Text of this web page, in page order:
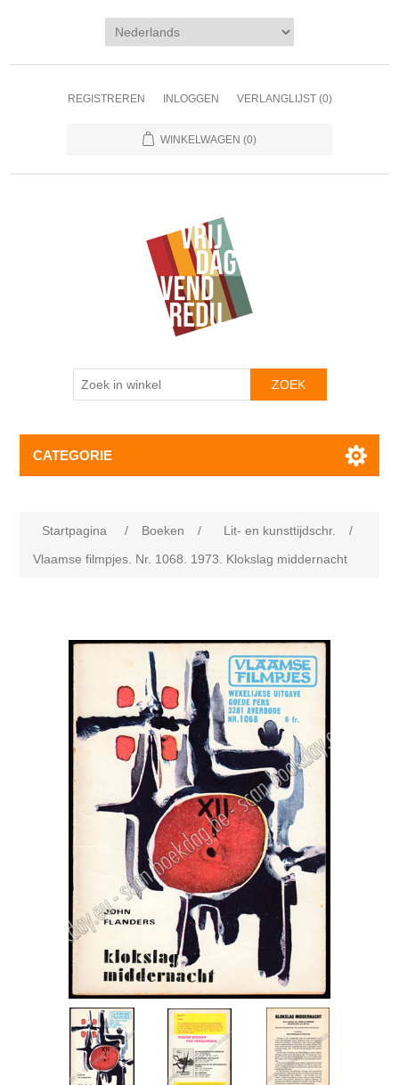
REGISTREREN INLOGGEN VERLANGLIJST (0)
WINKELWAGEN (0)
CATEGORIE
Startpagina / Boeken / Lit- en kunsttijdschr.
/
Vlaamse filmpjes. Nr. 1068. 1973. Klokslag middernacht